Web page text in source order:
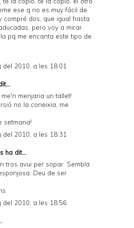
ese q no es muy fácil de
compré dos, que igual hasta
pero voy a mirar
pq me encanta este tipo de
del 2010, a les 18:01
menjaria un tallet!
no la coneixia, me
setmana!
del 2010, a les 18:31
ha dit...
tros avui per sopar. Sembla
Deu de ser
del 2010, a les 18:56